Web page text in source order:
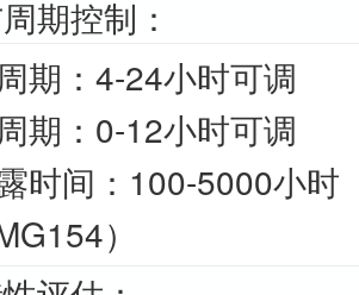
期控制：
期：4-24小时可调
期：0-12小时可调
时间：100-5000小时
）